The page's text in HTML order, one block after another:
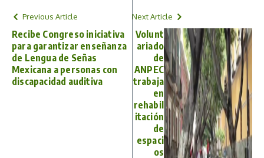
Previous Article
Recibe Congreso iniciativa
para garantizar enseñanza
de Lengua de Señas
Mexicana a personas con
discapacidad auditiva
Next Article
Volunt
ariado
de
ANPEC
trabaja
en
rehabil
itación
de
espaci
os